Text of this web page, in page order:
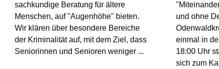
sachkundige Beratung für ältere
Menschen, auf "Augenhöhe" bieten.
Wir klären über besondere Bereiche
der Kriminalität auf, mit dem Ziel, dass
Seniorinnen und Senioren weniger ...
und ohne
einmal in
18:00 Uhr
sich zum